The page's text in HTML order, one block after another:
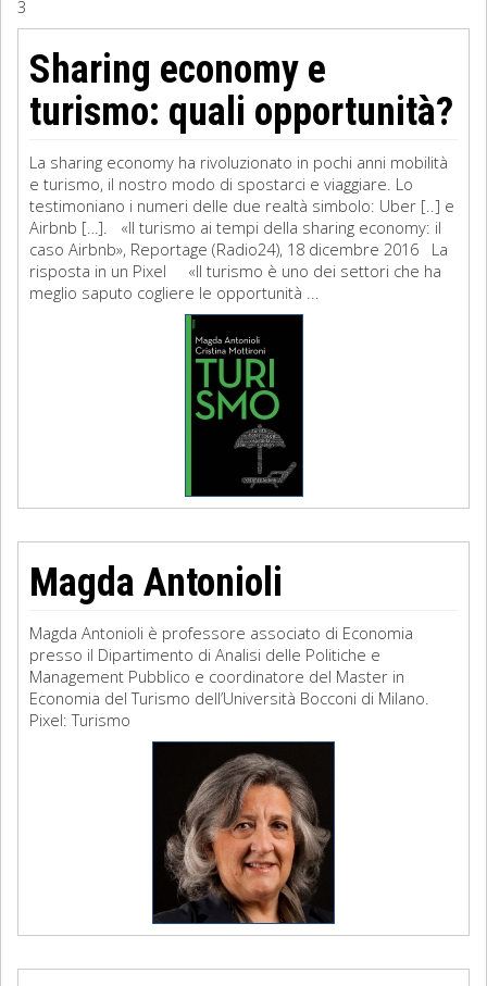
Filosofia
Matematica
Diritto
3
Sharing economy e
turismo: quali opportunità?
La sharing economy ha rivoluzionato in pochi anni mobilità
e turismo, il nostro modo di spostarci e viaggiare. Lo
testimoniano i numeri delle due realtà simbolo: Uber [..] e
Airbnb […]. «Il turismo ai tempi della sharing economy: il
caso Airbnb», Reportage (Radio24), 18 dicembre 2016 La
risposta in un Pixel «Il turismo è uno dei settori che ha
meglio saputo cogliere le opportunità ...
Magda Antonioli
Magda Antonioli è professore associato di Economia
presso il Dipartimento di Analisi delle Politiche e
Management Pubblico e coordinatore del Master in
Economia del Turismo dell’Università Bocconi di Milano.
Pixel: Turismo